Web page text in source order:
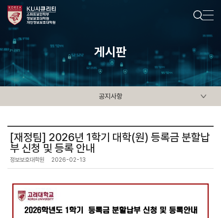
게시판
공지사항
[재정팀] 2026년 1학기 대학(원) 등록금 분할납
부 신청 및 등록 안내
정보보호대학원 2026-02-13